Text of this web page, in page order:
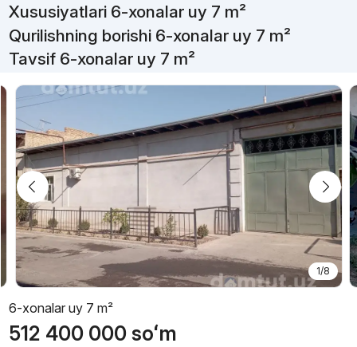
Xususiyatlari 6-xonalar uy 7 m²
Qurilishning borishi 6-xonalar uy 7 m²
Tavsif 6-xonalar uy 7 m²
1/8
6-xonalar uy 7 m²
512 400 000 soʻm